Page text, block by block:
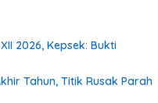
2026, Kepsek: Bukti
Tahun, Titik Rusak Parah